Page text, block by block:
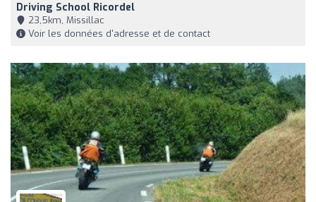
Driving School Ricordel
23,5km, Missillac
Voir les données d'adresse et de contact